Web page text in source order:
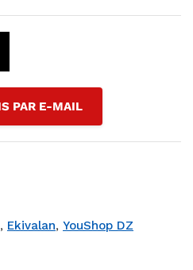
PAR E-MAIL
, Ekivalan, YouShop DZ